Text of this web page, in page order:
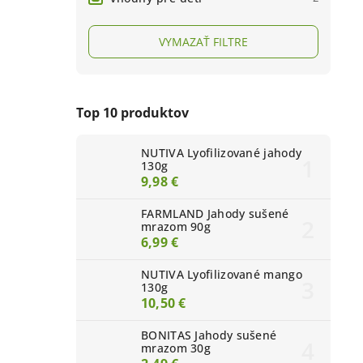
VYMAZAŤ FILTRE
Top 10 produktov
NUTIVA Lyofilizované jahody
130g
9,98 €
FARMLAND Jahody sušené
mrazom 90g
6,99 €
NUTIVA Lyofilizované mango
130g
10,50 €
BONITAS Jahody sušené
mrazom 30g